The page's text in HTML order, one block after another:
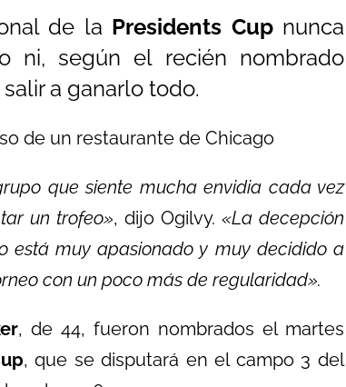
de la Presidents Cupnunca
ni, según el recién nombrado
a ganarlo todo.
de un restaurante de Chicago
que siente mucha envidia cada vez
un trofeo», dijo Ogilvy.«La decepción
está muy apasionado y muy decidido a
con un poco más de regularidad».
, de 44, fueron nombrados el martes
, que se disputará en el campo 3 del